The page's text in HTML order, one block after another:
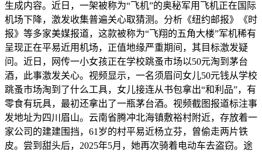
生成内容。近日，一架被称为“飞机”的奥秘军用飞机正在国际
机场下降，激发收集普遍关心取猜测。分析《纽约邮报》《时
报》等多家美媒报道，这款被称为“飞翔的五角大楼”军机稀有
呈现正在平易近用机场，正值地缘严重期间，其目标激发疑
问。近日，网传一小女孩正在学校跳蚤市场以50元淘到茅台
酒，此事激发关心。视频显示，一名须眉问女儿50元钱从学校
跳蚤市场淘到了什么工具，女儿接连从书包拿出“和利品”，有
零食有玩具，最初还拿出了一瓶茅台酒。视频截图报道标注事
发地址为四川眉山。云南省腾冲北海镇敷裕村附近，存放着一
家公司的建建围挡，61岁的村平易近杨立芬，曾偷走两片铁
皮。尝到甜头后，2025年5月，她再次骑着电动车去盗窃。途